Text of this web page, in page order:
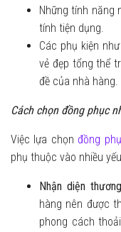
Những tính năng
tính tiện dụng.
Các phụ kiện
vẻ đẹp tổng thể
đề của nhà hàng.
Cách chọn đồng phục
Việc lựa chọnđồng
phụ thuộc vào nhiều
Nhận diện
hàng nên được
phong cách